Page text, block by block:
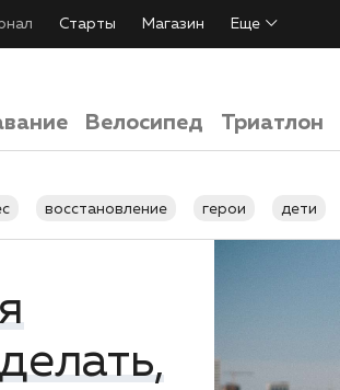
Старты Магазин Еще
Велосипед Триатлон
восстановление герои дети
экипировка